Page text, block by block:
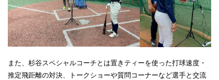
また、杉谷スペシャルコーチとは置きティーを使った打球速度・
推定飛距離の対決、トークショーや質問コーナーなど選手と交流